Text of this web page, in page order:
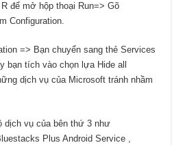
để mở hộp thoại Run=> Gõ
Configuration.
=> Bạn chuyển sang thẻ Services
bạn tích vào chọn lựa Hide all
dịch vụ của Microsoft tránh nhầm
dịch vụ của bên thứ 3 như
Plus Android Service ,